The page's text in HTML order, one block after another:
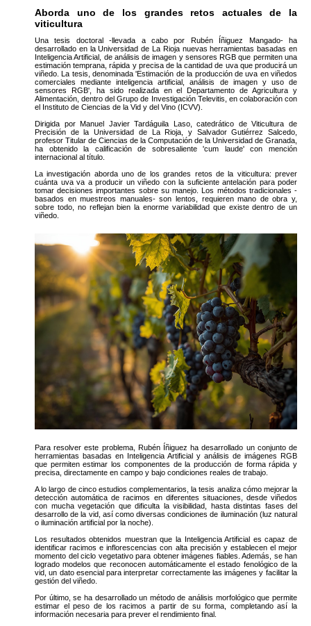
Aborda uno de los grandes retos actuales de la
viticultura
Una tesis doctoral -llevada a cabo por Rubén Íñiguez Mangado- ha
desarrollado en la Universidad de La Rioja nuevas herramientas basadas en
Inteligencia Artificial, de análisis de imagen y sensores RGB que permiten una
estimación temprana, rápida y precisa de la cantidad de uva que producirá un
viñedo. La tesis, denominada 'Estimación de la producción de uva en viñedos
comerciales mediante inteligencia artificial, análisis de imagen y uso de
sensores RGB', ha sido realizada en el Departamento de Agricultura y
Alimentación, dentro del Grupo de Investigación Televitis, en colaboración con
el Instituto de Ciencias de la Vid y del Vino (ICVV).
Dirigida por Manuel Javier Tardáguila Laso, catedrático de Viticultura de
Precisión de la Universidad de La Rioja, y Salvador Gutiérrez Salcedo,
profesor Titular de Ciencias de la Computación de la Universidad de Granada,
ha obtenido la calificación de sobresaliente 'cum laude' con mención
internacional al título.
La investigación aborda uno de los grandes retos de la viticultura: prever
cuánta uva va a producir un viñedo con la suficiente antelación para poder
tomar decisiones importantes sobre su manejo. Los métodos tradicionales -
basados en muestreos manuales- son lentos, requieren mano de obra y,
sobre todo, no reflejan bien la enorme variabilidad que existe dentro de un
viñedo.
Para resolver este problema, Rubén Íñiguez ha desarrollado un conjunto de
herramientas basadas en Inteligencia Artificial y análisis de imágenes RGB
que permiten estimar los componentes de la producción de forma rápida y
precisa, directamente en campo y bajo condiciones reales de trabajo.
A lo largo de cinco estudios complementarios, la tesis analiza cómo mejorar la
detección automática de racimos en diferentes situaciones, desde viñedos
con mucha vegetación que dificulta la visibilidad, hasta distintas fases del
desarrollo de la vid, así como diversas condiciones de iluminación (luz natural
o iluminación artificial por la noche).
Los resultados obtenidos muestran que la Inteligencia Artificial es capaz de
identificar racimos e inflorescencias con alta precisión y establecen el mejor
momento del ciclo vegetativo para obtener imágenes fiables. Además, se han
logrado modelos que reconocen automáticamente el estado fenológico de la
vid, un dato esencial para interpretar correctamente las imágenes y facilitar la
gestión del viñedo.
Por último, se ha desarrollado un método de análisis morfológico que permite
estimar el peso de los racimos a partir de su forma, completando así la
información necesaria para prever el rendimiento final.